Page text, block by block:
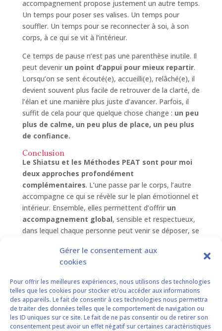
Gérer le consentement aux
cookies
Pour offrir les meilleures expériences, nous utilisons des technologies
telles que les cookies pour stocker et/ou accéder aux informations
des appareils. Le fait de consentir à ces technologies nous permettra
de traiter des données telles que le comportement de navigation ou
les ID uniques sur ce site. Le fait de ne pas consentir ou de retirer son
consentement peut avoir un effet négatif sur certaines caractéristiques
accompagnement propose justement un autre temps.
Un temps pour poser ses valises. Un temps pour
souffler. Un temps pour se reconnecter à soi, à son
corps, à ce qui se vit à l’intérieur.
Ce temps de pause n’est pas une parenthèse inutile. Il
peut devenir un point d’appui pour mieux repartir.
Lorsqu’on se sent écouté(e), accueilli(e), relâché(e), il
devient souvent plus facile de retrouver de la clarté, de
l’élan et une manière plus juste d’avancer. Parfois, il
suffit de cela pour que quelque chose change : un peu
plus de calme, un peu plus de place, un peu plus
de confiance.
Conclusion
Le Shiatsu et les Méthodes PEAT sont pour moi
deux approches profondément
complémentaires. L’une passe par le corps, l’autre
accompagne ce qui se révèle sur le plan émotionnel et
intérieur. Ensemble, elles permettent d’offrir un
accompagnement global, sensible et respectueux,
dans lequel chaque personne peut venir se déposer, se
Dans mon cabinet, je souhaite offrir bien plus
reconnexion et de douceur, où chacun peut venir
tel qu’il est. Un lieu pour se poser, se retrouver,
et repartir ensuite avec un peu plus de légèreté
et de présence à soi.